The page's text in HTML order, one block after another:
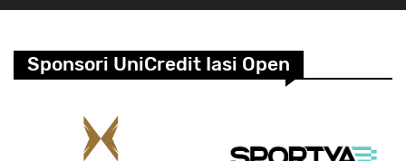
Sponsori UniCredit Iasi Open